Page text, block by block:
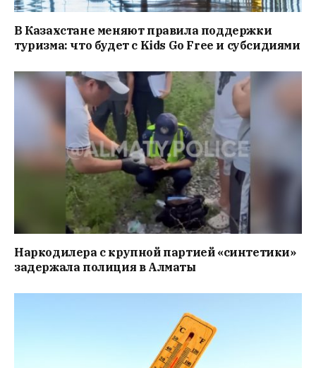
В Казахстане меняют правила поддержки
туризма: что будет с Kids Go Free и субсидиями
Наркодилера с крупной партией «синтетики»
задержала полиция в Алматы